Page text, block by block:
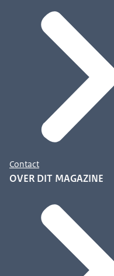
Contact
OVER DIT MAGAZINE